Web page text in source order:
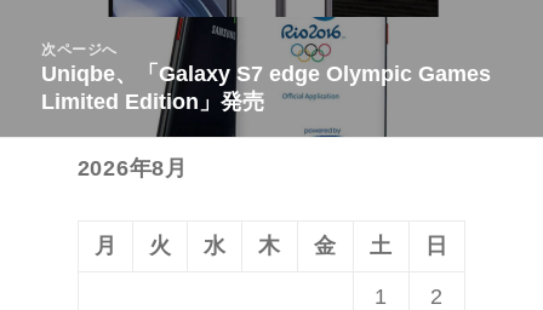
投
稿:
次ページへ
次
の
投
Uniqbe、「Galaxy S7 edge Olympic Games
Limited Edition」発売
2026年8月
月 火 水 木 金 土 日
1 2